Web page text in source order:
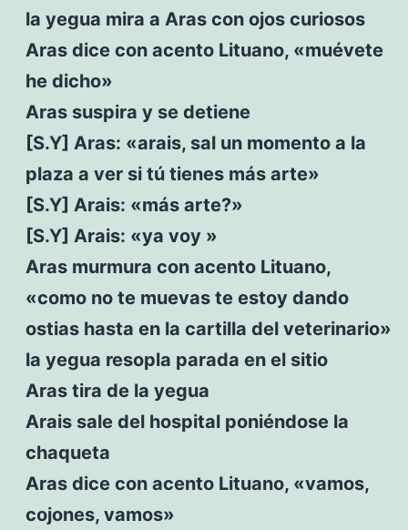
la yegua mira a Aras con ojos curiosos
Aras dice con acento Lituano, «muévete
he dicho»
Aras suspira y se detiene
[S.Y] Aras: «arais, sal un momento a la
plaza a ver si tú tienes más arte»
[S.Y] Arais: «más arte?»
[S.Y] Arais: «ya voy »
Aras murmura con acento Lituano,
«como no te muevas te estoy dando
ostias hasta en la cartilla del veterinario»
la yegua resopla parada en el sitio
Aras tira de la yegua
Arais sale del hospital poniéndose la
chaqueta
Aras dice con acento Lituano, «vamos,
cojones, vamos»